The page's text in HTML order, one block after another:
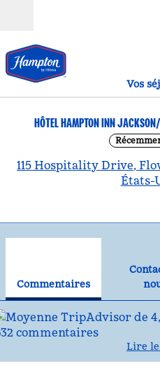
Vos
HÔTEL HAMPTON INN
115 Hospitality Drive,
États-
Commentaires
Lire